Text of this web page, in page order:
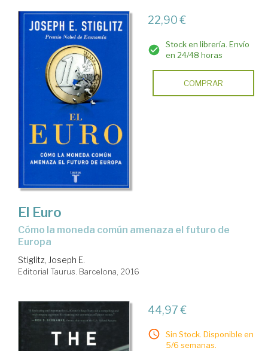
22,90 €
Stock en librería. Envío
en 24/48 horas
COMPRAR
El Euro
cómo la moneda común amenaza el futuro de
Europa
Stiglitz, Joseph E.
Editorial Taurus. Barcelona, 2016
44,97 €
Sin Stock. Disponible en
5/6 semanas.